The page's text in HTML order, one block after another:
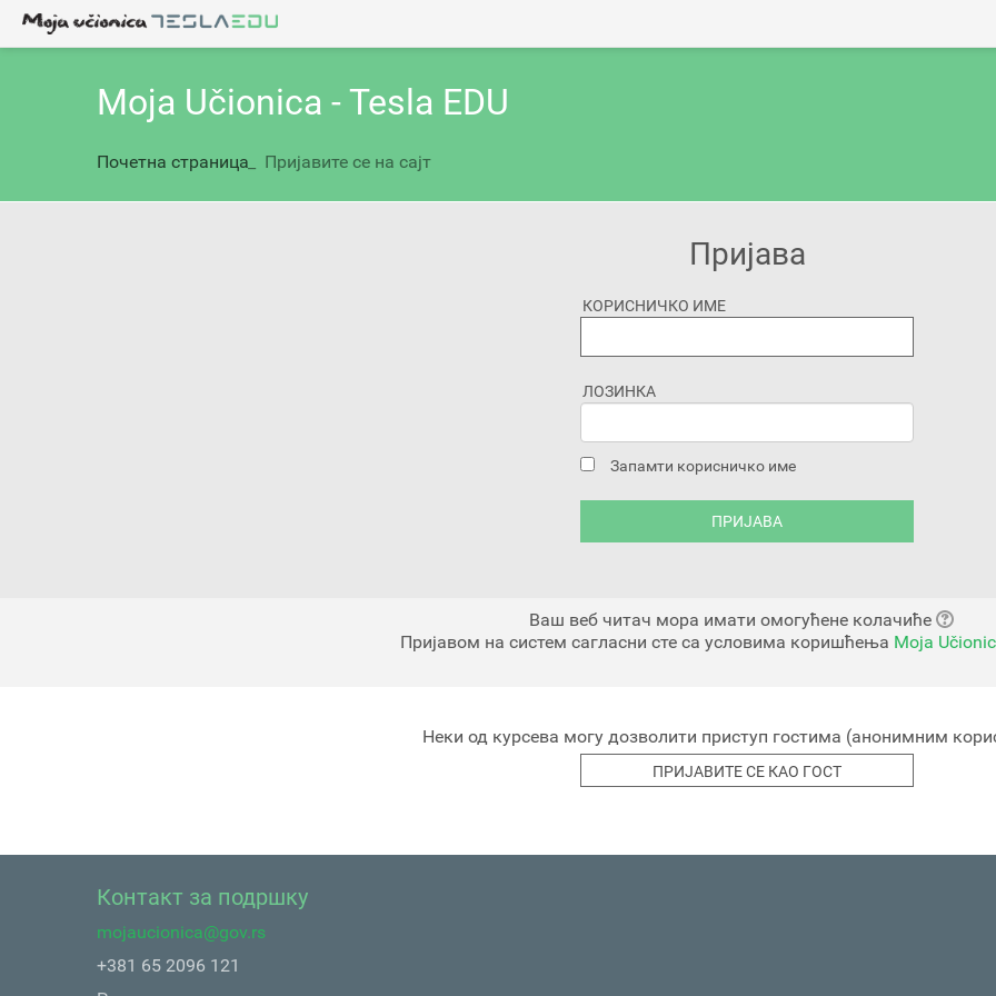
Moja Učionica - Tesla EDU
Почетна страница Пријавите се на сајт
Пријава
КОРИСНИЧКО ИМЕ
ЛОЗИНКА
Запамти корисничко име
Ваш веб читач мора имати омогућене колачиће
Пријавом на систем сагласни сте са условима коришћења Moja
Неки од курсева могу дозволити приступ гостима (анонимним
Контакт за подршку
mojaucionica@gov.rs
+381 65 2096 121